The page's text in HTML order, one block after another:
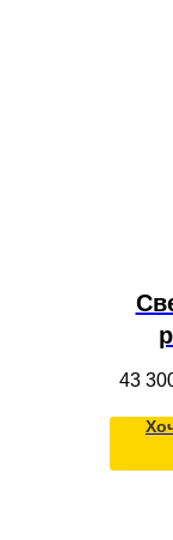
43